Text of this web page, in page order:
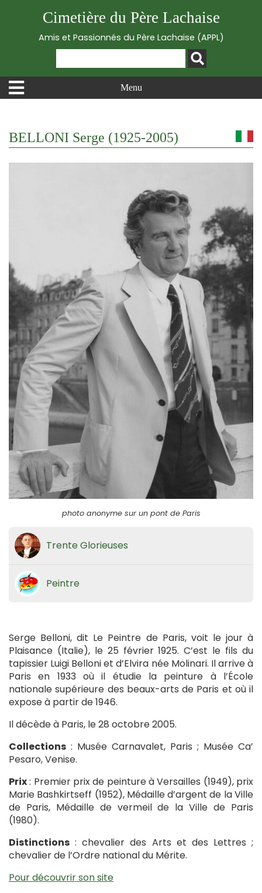
Cimetière du Père Lachaise
Amis et Passionnés du Père Lachaise (APPL)
Menu
BELLONI Serge (1925-2005)
photo anonyme sur un pont de Paris
Trente Glorieuses
Peintre
Serge Belloni, dit Le Peintre de Paris, voit le jour à
Plaisance (Italie), le 25 février 1925. C’est le fils du
tapissier Luigi Belloni et d’Elvira née Molinari. Il arrive à
Paris en 1933 où il étudie la peinture à l’École
nationale supérieure des beaux-arts de Paris et où il
expose à partir de 1946.
Il décède à Paris, le 28 octobre 2005.
Collections : Musée Carnavalet, Paris ; Musée Ca’
Pesaro, Venise.
Prix: Premier prix de peinture à Versailles (1949), prix
Marie Bashkirtseff (1952), Médaille d’argent de la Ville
de Paris, Médaille de vermeil de la Ville de Paris
(1980).
Distinctions : chevalier des Arts et des Lettres ;
chevalier de l’Ordre national du Mérite.
Pour découvrir son site